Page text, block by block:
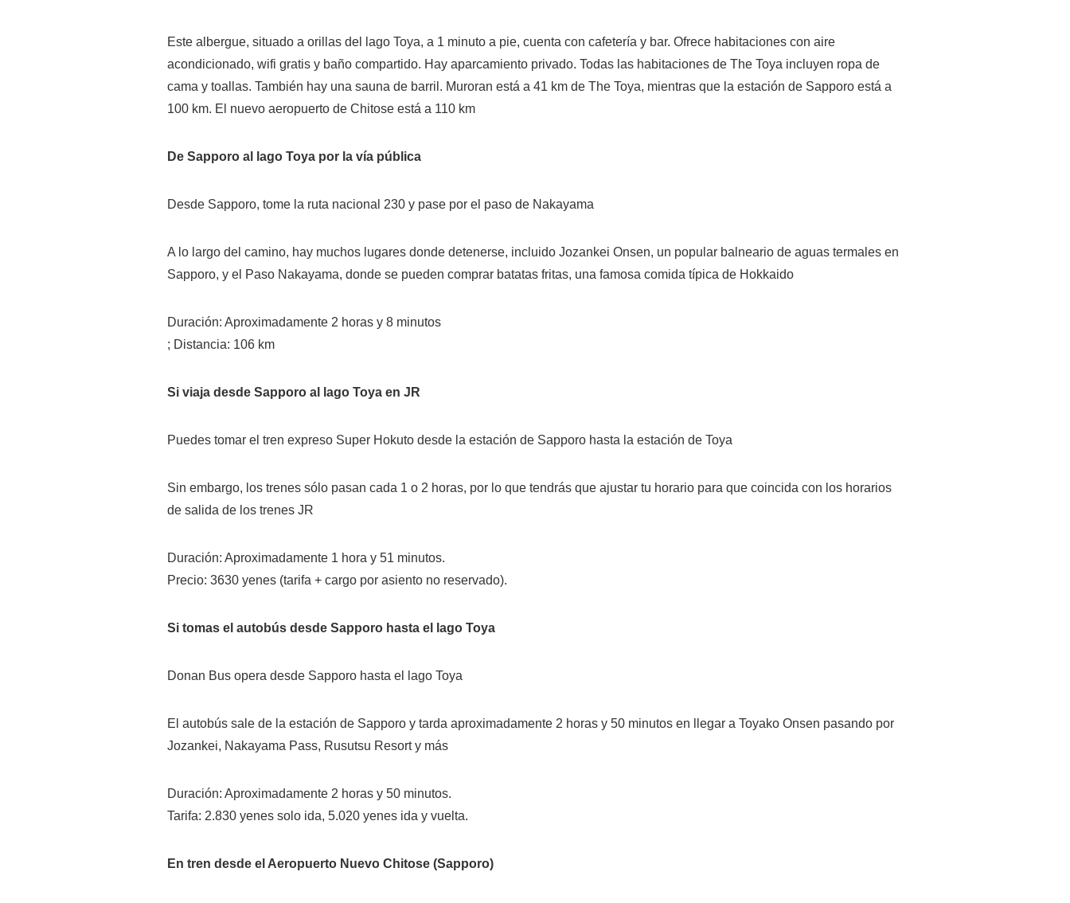
Este albergue, situado a orillas del lago Toya, a 1 minuto a pie, cuenta con cafetería y bar. Ofrece habitaciones con aire
acondicionado, wifi gratis y baño compartido. Hay aparcamiento privado. Todas las habitaciones de The Toya incluyen ropa de
cama y toallas. También hay una sauna de barril. Muroran está a 41 km de The Toya, mientras que la estación de Sapporo está a
100 km. El nuevo aeropuerto de Chitose está a 110 km
De Sapporo al lago Toya por la vía pública
Desde Sapporo, tome la ruta nacional 230 y pase por el paso de Nakayama
A lo largo del camino, hay muchos lugares donde detenerse, incluido Jozankei Onsen, un popular balneario de aguas termales en
Sapporo, y el Paso Nakayama, donde se pueden comprar batatas fritas, una famosa comida típica de Hokkaido
Duración: Aproximadamente 2 horas y 8 minutos
; Distancia: 106 km
Si viaja desde Sapporo al lago Toya en JR
Puedes tomar el tren expreso Super Hokuto desde la estación de Sapporo hasta la estación de Toya
Sin embargo, los trenes sólo pasan cada 1 o 2 horas, por lo que tendrás que ajustar tu horario para que coincida con los horarios
de salida de los trenes JR
Duración: Aproximadamente 1 hora y 51 minutos.
Precio: 3630 yenes (tarifa + cargo por asiento no reservado).
Si tomas el autobús desde Sapporo hasta el lago Toya
Donan Bus opera desde Sapporo hasta el lago Toya
El autobús sale de la estación de Sapporo y tarda aproximadamente 2 horas y 50 minutos en llegar a Toyako Onsen pasando por
Jozankei, Nakayama Pass, Rusutsu Resort y más
Duración: Aproximadamente 2 horas y 50 minutos.
Tarifa: 2.830 yenes solo ida, 5.020 yenes ida y vuelta.
En tren desde el Aeropuerto Nuevo Chitose (Sapporo)